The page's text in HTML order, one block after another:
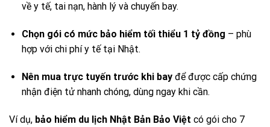
về y tế, tai nạn, hành lý và chuyến bay.
Chọn gói có mức bảo hiểm tối thiểu 1 tỷ đồng – phù
hợp với chi phí y tế tại Nhật.
Nên mua trực tuyến trước khi bayđể được cấp chứng
nhận điện tử nhanh chóng, dùng ngay khi cần.
Ví dụ, bảo hiểm du lịch Nhật Bản Bảo Việt có gói cho 7